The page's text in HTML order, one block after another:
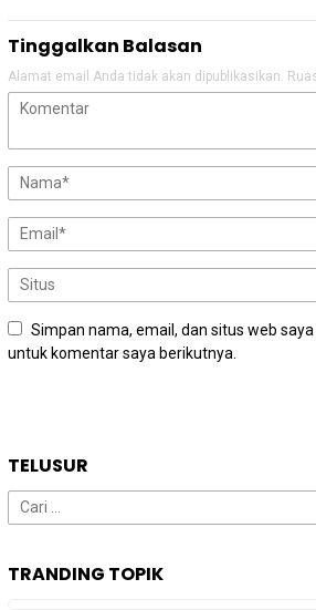
Tinggalkan Balasan
Alamat email Anda tidak akan dipublikasikan.
Simpan nama, email, dan situs web
untuk komentar saya berikutnya.
TELUSUR
Cari
untuk:
TRANDING TOPIK